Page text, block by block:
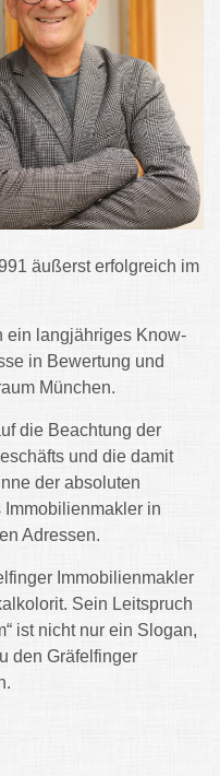
äußerst erfolgreich im
ein langjähriges Know-
in Bewertung und
München.
die Beachtung der
und die damit
der absoluten
in
Adressen.
Immobilienmakler
Sein Leitspruch
ist nicht nur ein Slogan,
den Gräfelfinger